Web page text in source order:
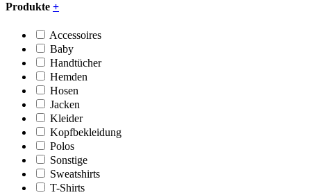
Produkte +
Accessoires
Baby
Handtücher
Hemden
Hosen
Jacken
Kleider
Kopfbekleidung
Polos
Sonstige
Sweatshirts
T-Shirts